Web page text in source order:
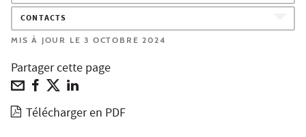
CONTACTS
MIS À JOUR LE 3 OCTOBRE 2024
Partager cette page
Télécharger en PDF